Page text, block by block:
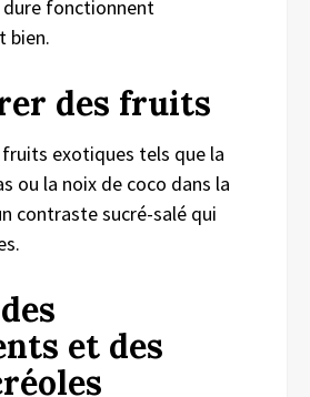
fonctionnent
bien.
des fruits
exotiques tels que la
ou la noix de coco dans la
contraste sucré-salé qui
et des